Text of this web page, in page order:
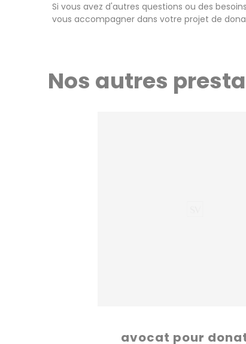
Si vous avez d'autres questions ou des
vous accompagner dans votre projet de
Nos autres
avocat pour